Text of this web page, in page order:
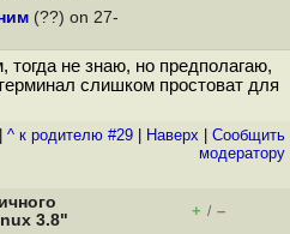
(??) on 27-
тогда не знаю, но предполагаю,
слишком простоват для
^ к родителю #29 Наверх
Cообщить
модератору
3.8"
+ / –